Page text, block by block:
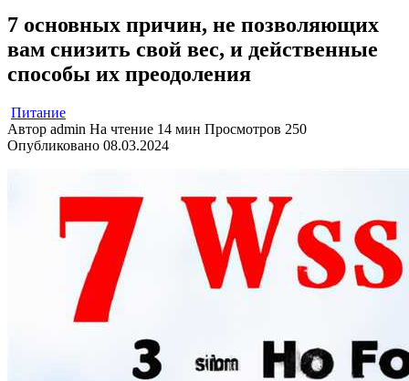
7 основных причин, не позволяющих
вам снизить свой вес, и действенные
способы их преодоления
Питание
Автор admin На чтение 14 мин Просмотров 250
Опубликовано 08.03.2024